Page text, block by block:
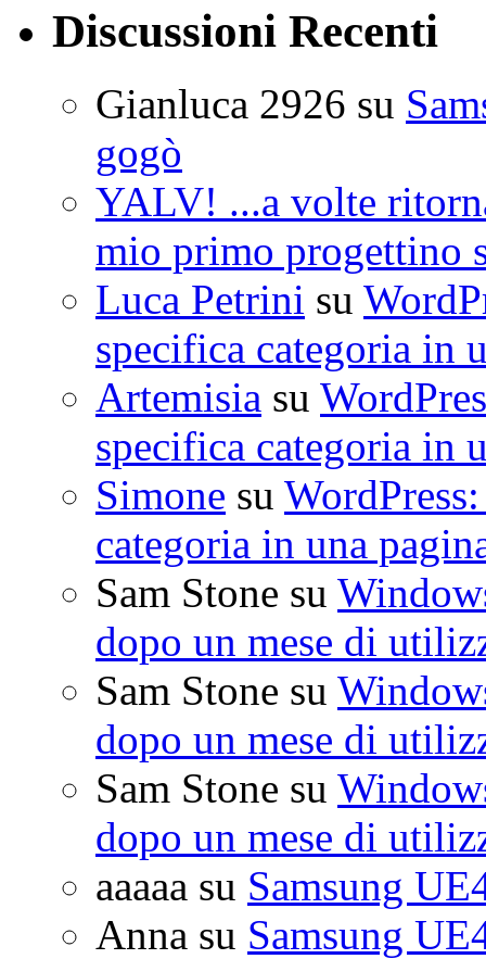
Discussioni Recenti
Gianluca 2926 su
gogò
YALV! ...a volte
mio primo progettino
Luca Petrini su
specifica categoria in
Artemisia su
specifica categoria in
Simone su
categoria in una
Sam Stone su
dopo un mese di
Sam Stone su
dopo un mese di
Sam Stone su
dopo un mese di
aaaaa su Samsung
Anna su Samsung